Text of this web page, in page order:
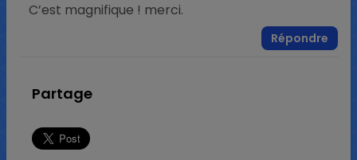
C’est magnifique ! merci.
Répondre
Partage